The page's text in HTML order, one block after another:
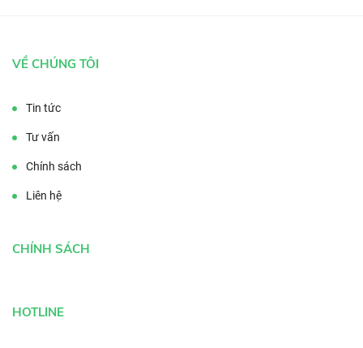
VỀ CHÚNG TÔI
Tin tức
Tư vấn
Chính sách
Liên hệ
CHÍNH SÁCH
HOTLINE